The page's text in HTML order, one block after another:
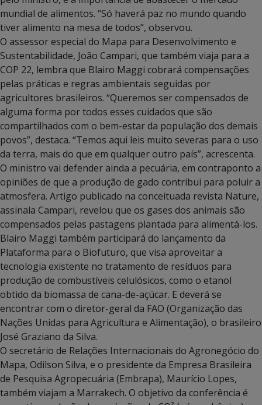
mundial de alimentos. “Só haverá paz no mundo quando
tiver alimento na mesa de todos”, observou.
O assessor especial do Mapa para Desenvolvimento e
Sustentabilidade, João Campari, que também viaja para a
COP 22, lembra que Blairo Maggi cobrará compensações
pelas práticas e regras ambientais seguidas por
agricultores brasileiros. “Queremos ser compensados de
alguma forma por todos esses cuidados que são
compartilhados com o bem-estar da população dos demais
povos”, destaca. “Temos aqui leis muito severas para o uso
da terra, mais do que em qualquer outro país”, acrescenta.
O ministro vai defender ainda a pecuária, em contraponto a
opiniões de que a produção de gado contribui para poluir a
atmosfera. Artigo publicado na conceituada revista Nature,
assinala Campari, revelou que os gases dos animais são
compensados pelas pastagens plantada para alimentá-los.
Blairo Maggi também participará do lançamento da
Plataforma para o Biofuturo, que visa aproveitar a
tecnologia existente no tratamento de resíduos para
produção de combustíveis celulósicos, como o etanol
obtido da biomassa de cana-de-açúcar. E deverá se
encontrar com o diretor-geral da FAO (Organização das
Nações Unidas para Agricultura e Alimentação), o brasileiro
José Graziano da Silva.
O secretário de Relações Internacionais do Agronegócio do
Mapa, Odilson Silva, e o presidente da Empresa Brasileira
de Pesquisa Agropecuária (Embrapa), Maurício Lopes,
também viajam a Marrakech. O objetivo da conferência é